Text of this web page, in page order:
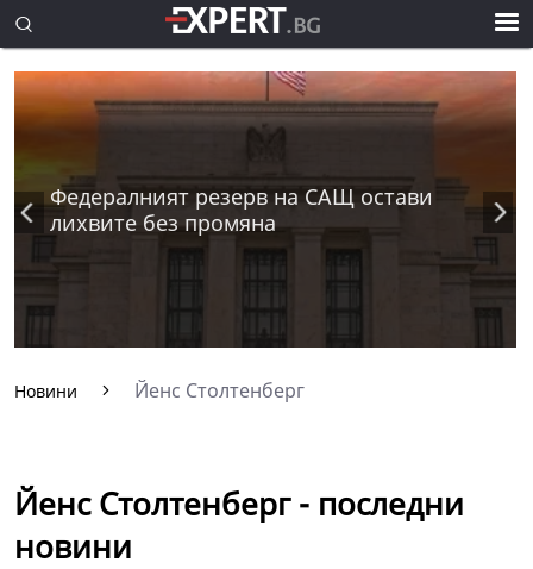
Федералният резерв на САЩ остави
лихвите без промяна
Новини Йенс Столтенберг
Йенс Столтенберг - последни
новини